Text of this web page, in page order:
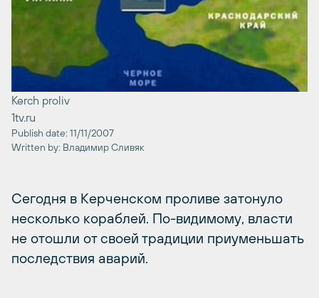
Kerch proliv
1tv.ru
Publish date: 11/11/2007
Written by: Владимир Сливяк
Сегодня в Керченском проливе затонуло
несколько кораблей. По-видимому, власти
не отошли от своей традиции приуменьшать
последствия аварий.